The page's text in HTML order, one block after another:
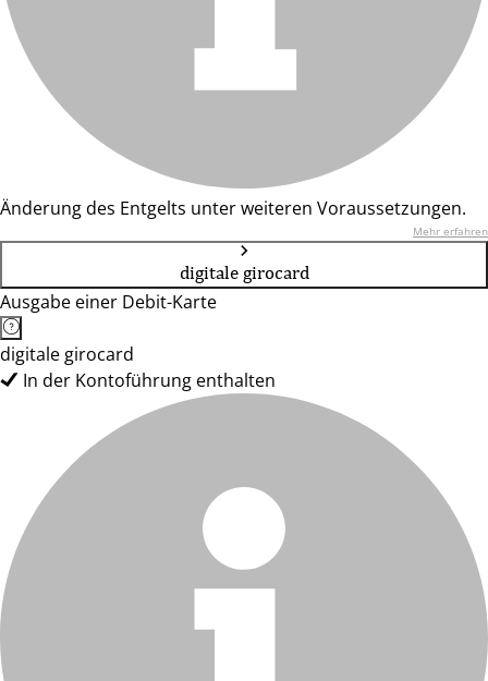
Änderung des Entgelts unter weiteren Voraussetzungen.
Mehr erfahren
digitale girocard
Ausgabe einer Debit-Karte
digitale girocard
In der Kontoführung enthalten